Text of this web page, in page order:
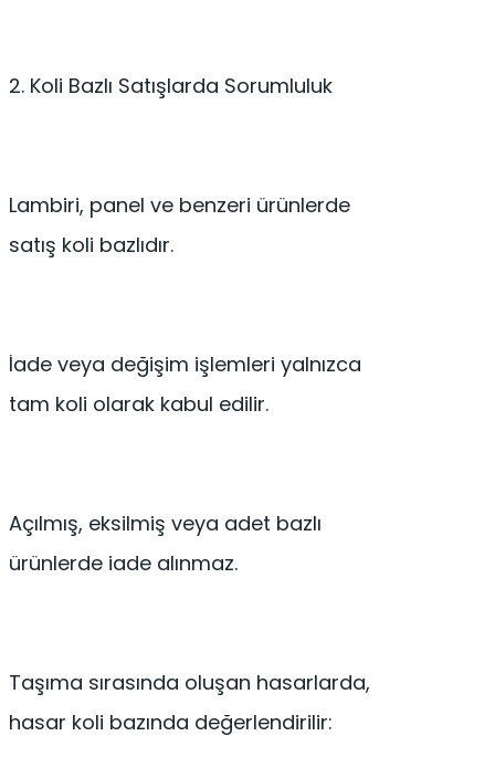
2. Koli Bazlı Satışlarda Sorumluluk
Lambiri, panel ve benzeri ürünlerde
satış koli bazlıdır.
İade veya değişim işlemleri yalnızca
tam koli olarak kabul edilir.
Açılmış, eksilmiş veya adet bazlı
ürünlerde iade alınmaz.
Taşıma sırasında oluşan hasarlarda,
hasar koli bazında değerlendirilir: